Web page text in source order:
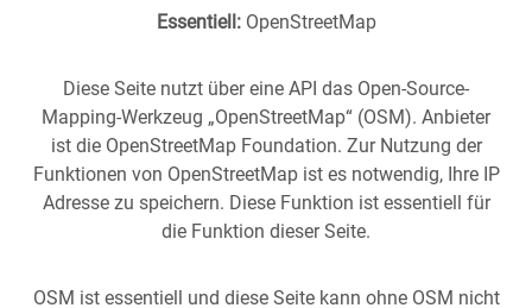
Essentiell:OpenStreetMap
Diese Seite nutzt über eine API das Open-Source-
Mapping-Werkzeug „OpenStreetMap“ (OSM). Anbieter
ist die OpenStreetMap Foundation. Zur Nutzung der
Funktionen von OpenStreetMap ist es notwendig, Ihre IP
Adresse zu speichern. Diese Funktion ist essentiell für
die Funktion dieser Seite.
OSM ist essentiell und diese Seite kann ohne OSM nicht